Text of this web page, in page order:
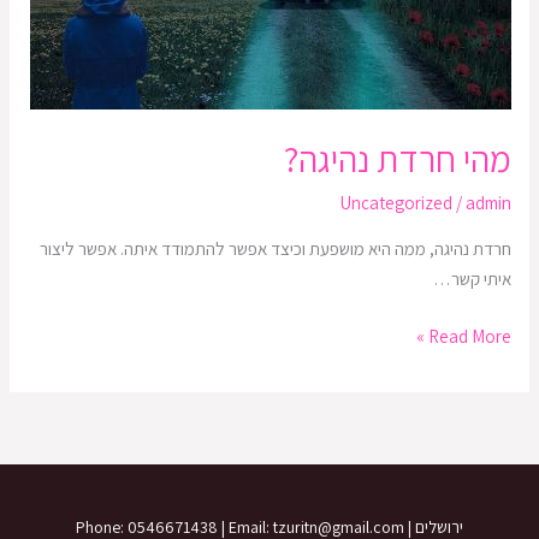
מהי חרדת נהיגה?
Uncategorized / admin
חרדת נהיגה, ממה היא מושפעת וכיצד אפשר להתמודד איתה. אפשר ליצור
איתי קשר…
Read More »
ירושלים | Phone: 0546671438 | Email: tzuritn@gmail.com